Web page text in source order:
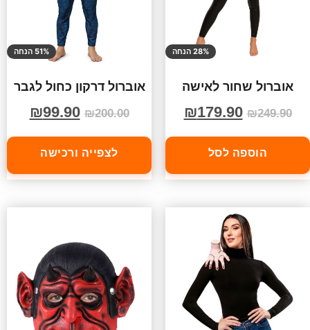
28% הנחה
אוברול שחור לאישה
₪249.90
₪179.90
הוספה לסל
51% הנחה
אוברול דרקון כחול לגבר
₪200.00
₪99.90
לצפייה ורכישה